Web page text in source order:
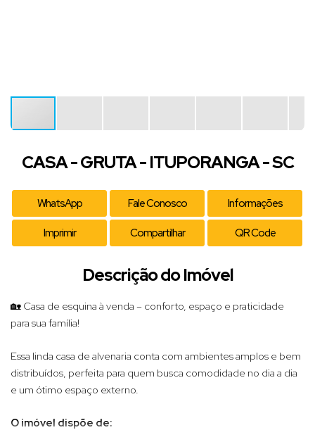
CASA - GRUTA - ITUPORANGA - SC
WhatsApp Fale Conosco Informações
Imprimir Compartilhar QR Code
Descrição do Imóvel
🏡 Casa de esquina à venda – conforto, espaço e praticidade
para sua família!
Essa linda casa de alvenaria conta com ambientes amplos e bem
distribuídos, perfeita para quem busca comodidade no dia a dia
e um ótimo espaço externo.
O imóvel dispõe de: